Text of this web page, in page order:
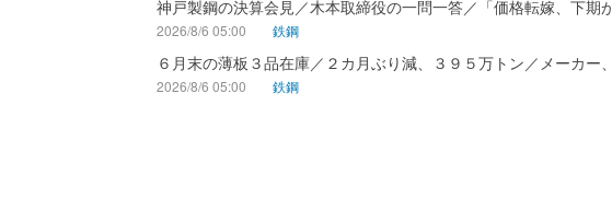
神戸製鋼の決算会見／木本取締役の一問一答／「価格転嫁、下期
2026/8/6 05:00 鉄鋼
６月末の薄板３品在庫／２カ月ぶり減、３９５万トン／メーカー
2026/8/6 05:00 鉄鋼